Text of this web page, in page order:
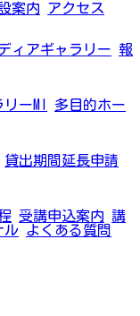
案内 アクセス
ィアギャラリー 報
ーMI
多目的ホー
貸出期間延長申請
受講申込案内 講
ル よくある質問